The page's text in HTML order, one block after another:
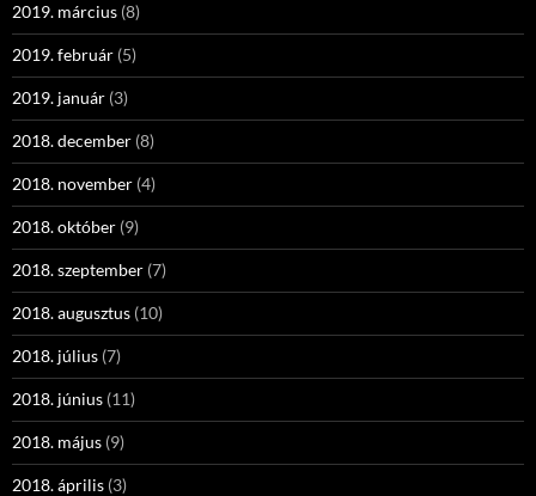
2019. március (8)
2019. február (5)
2019. január (3)
2018. december (8)
2018. november (4)
2018. október (9)
2018. szeptember (7)
2018. augusztus (10)
2018. július (7)
2018. június (11)
2018. május (9)
2018. április (3)